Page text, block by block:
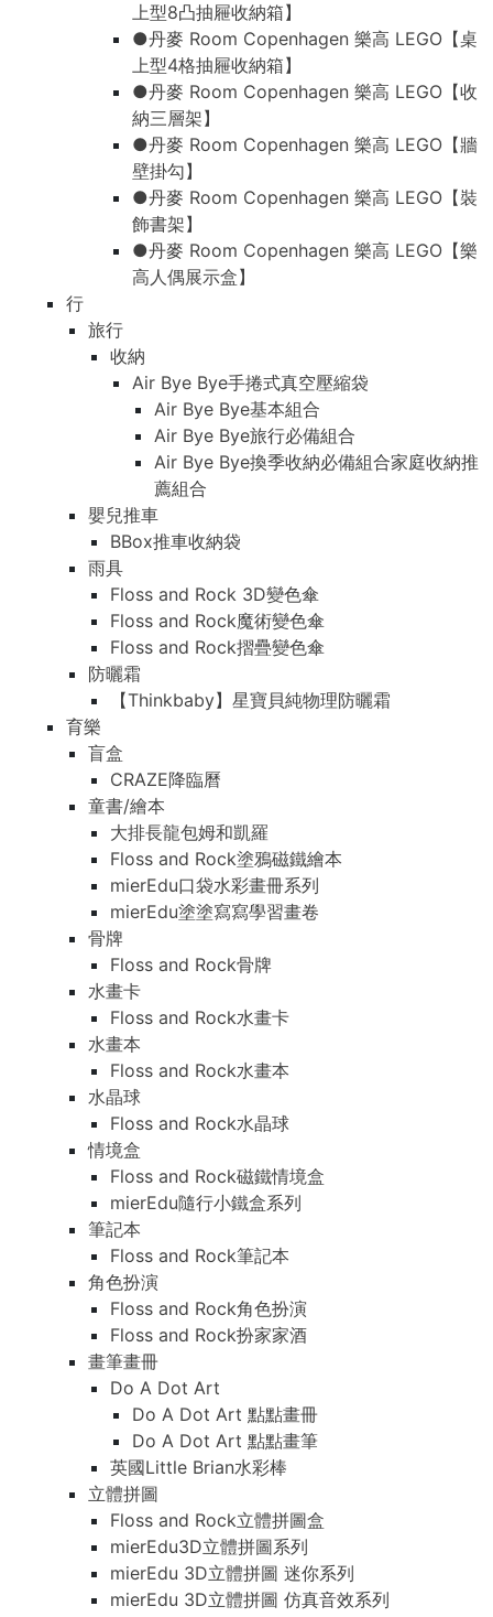
上型8凸抽屜收納箱】
●丹麥 Room Copenhagen 樂高 LEGO【桌
上型4格抽屜收納箱】
●丹麥 Room Copenhagen 樂高 LEGO【收
納三層架】
●丹麥 Room Copenhagen 樂高 LEGO【牆
壁掛勾】
●丹麥 Room Copenhagen 樂高 LEGO【裝
飾書架】
●丹麥 Room Copenhagen 樂高 LEGO【樂
高人偶展示盒】
行
旅行
收納
Air Bye Bye手捲式真空壓縮袋
Air Bye Bye基本組合
Air Bye Bye旅行必備組合
Air Bye Bye換季收納必備組合家庭收納推
薦組合
嬰兒推車
BBox推車收納袋
雨具
Floss and Rock 3D變色傘
Floss and Rock魔術變色傘
Floss and Rock摺疊變色傘
防曬霜
【Thinkbaby】星寶貝純物理防曬霜
育樂
盲盒
CRAZE降臨曆
童書/繪本
大排長龍包姆和凱羅
Floss and Rock塗鴉磁鐵繪本
mierEdu口袋水彩畫冊系列
mierEdu塗塗寫寫學習畫卷
骨牌
Floss and Rock骨牌
水畫卡
Floss and Rock水畫卡
水畫本
Floss and Rock水畫本
水晶球
Floss and Rock水晶球
情境盒
Floss and Rock磁鐵情境盒
mierEdu隨行小鐵盒系列
筆記本
Floss and Rock筆記本
角色扮演
Floss and Rock角色扮演
Floss and Rock扮家家酒
畫筆畫冊
Do A Dot Art
Do A Dot Art 點點畫冊
Do A Dot Art 點點畫筆
英國Little Brian水彩棒
立體拼圖
Floss and Rock立體拼圖盒
mierEdu3D立體拼圖系列
mierEdu 3D立體拼圖 迷你系列
mierEdu 3D立體拼圖 仿真音效系列